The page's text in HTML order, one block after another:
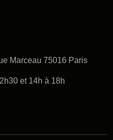
Marceau 75016 Paris
et 14h à 18h